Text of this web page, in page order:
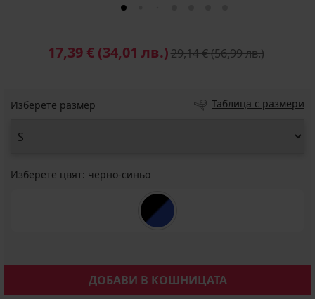
17,39 € (34,01 лв.)29,14 €(56,99 лв.)
Изберете размер Таблица с размери
Изберете цвят: черно-синьо
ДОБАВИ В КОШНИЦАТА